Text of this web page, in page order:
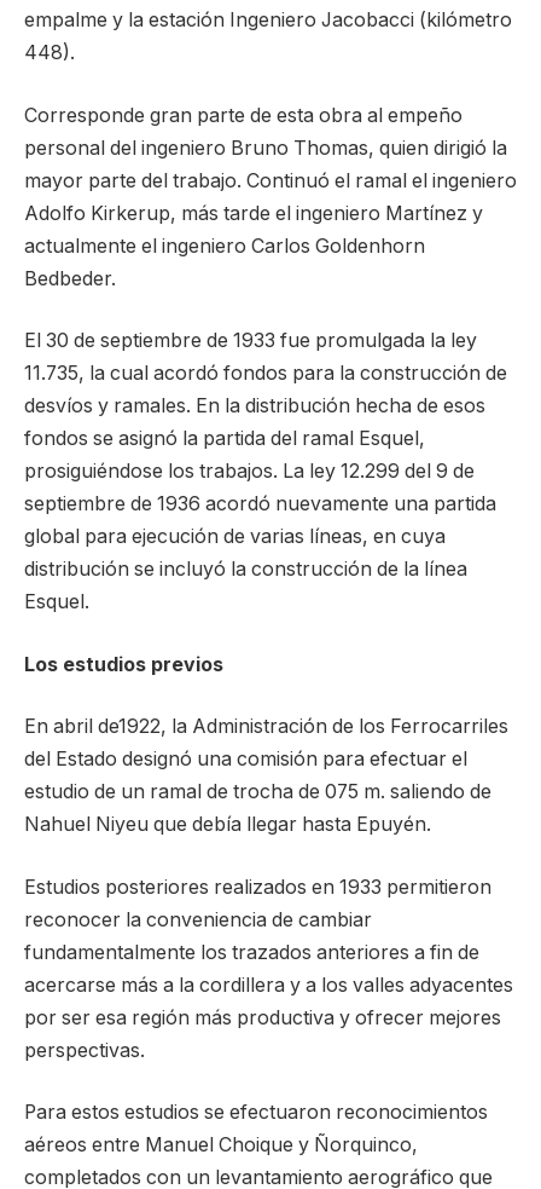
empalme y la estación Ingeniero Jacobacci (kilómetro
448).
Corresponde gran parte de esta obra al empeño
personal del ingeniero Bruno Thomas, quien dirigió la
mayor parte del trabajo. Continuó el ramal el ingeniero
Adolfo Kirkerup, más tarde el ingeniero Martínez y
actualmente el ingeniero Carlos Goldenhorn
Bedbeder.
El 30 de septiembre de 1933 fue promulgada la ley
11.735, la cual acordó fondos para la construcción de
desvíos y ramales. En la distribución hecha de esos
fondos se asignó la partida del ramal Esquel,
prosiguiéndose los trabajos. La ley 12.299 del 9 de
septiembre de 1936 acordó nuevamente una partida
global para ejecución de varias líneas, en cuya
distribución se incluyó la construcción de la línea
Esquel.
Los estudios previos
En abril de1922, la Administración de los Ferrocarriles
del Estado designó una comisión para efectuar el
estudio de un ramal de trocha de 075 m. saliendo de
Nahuel Niyeu que debía llegar hasta Epuyén.
Estudios posteriores realizados en 1933 permitieron
reconocer la conveniencia de cambiar
fundamentalmente los trazados anteriores a fin de
acercarse más a la cordillera y a los valles adyacentes
por ser esa región más productiva y ofrecer mejores
perspectivas.
Para estos estudios se efectuaron reconocimientos
aéreos entre Manuel Choique y Ñorquinco,
completados con un levantamiento aerográfico que